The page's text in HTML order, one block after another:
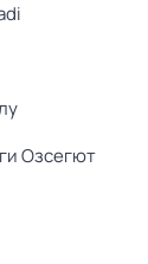
Озсегют